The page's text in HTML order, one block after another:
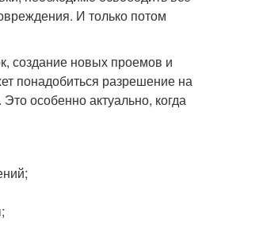
И только потом
создание новых проемов и
понадобиться разрешение на
особенно актуально, когда